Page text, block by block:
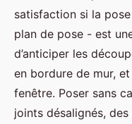
satisfaction si la
plan de pose - est
d’anticiper les
en bordure de mur,
fenêtre. Poser sans
joints désalignés,